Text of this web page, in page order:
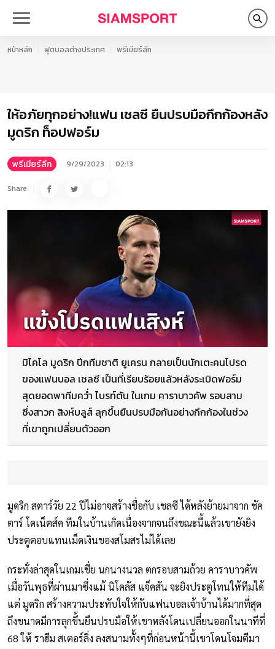
หน้าหลัก ฟุตบอลต่างประเทศ พรีเมียร์ลีก
ให้อภัยทุกอย่าง!แฟน เชลซี ยืนปรบมือกึกก้องหลัง
มูดริก ท็อปฟอร์ม
พรีเมียร์ลีก 9/29/2023 02:13
Share
มิไคโล มูดริก ปีกทีมชาติ ยูเครน กลายเป็นนักเตะคนโปรด
ของแฟนบอล เชลซี เป็นที่เรียบร้อยแล้วหลังระเบิดฟอร์ม
สุดยอดพาทีมคว่ำ ไบรท์ตัน ในเกม คาราบาวคัพ รอบสาม
ซึ่งสาวก สิงห์บลูส์ ลุกขึ้นยืนปรบมือกันอย่างกึกก้องในช่วง
ที่เขาถูกเปลี่ยนตัวออก
มูดริก สตาร์วัย 22 ปีไม่อาจสร้างชื่อกับ เชลซี ได้หลังย้ายมาจาก ชัค
ตาร์ โดเน็ตส์ค ทีมในบ้านเกิดเนื่องจากจนถึงขณะนี้แล้วเขายังยิง
ประตูตอบแทนเม็ดเงินของสโมสรไม่ได้เลย
กระทั่งล่าสุดในเกมเขี่ย นกนางนวล ตกรอบสามถ้วย คาราบาวคัพ
เมื่อวันพุธที่ผ่านมาซึ่งแม้ นิโคลัส แจ็คสัน จะยิงประตูโทนให้ทีมได้
แต่ มูดริก สร้างความประทับใจให้กับแฟนบอลเจ้าบ้านได้มากที่สุด
ถึงขนาดมีการลุกขึ้นยืนปรบมือให้เขาหลังโดนเปลี่ยนออกในนาทีที่
68 ให้ ราฮีม สเตอร์ลิ่ง ลงสนามทั้งๆที่ก่อนหน้านี้เขาโดนโจมตีมา